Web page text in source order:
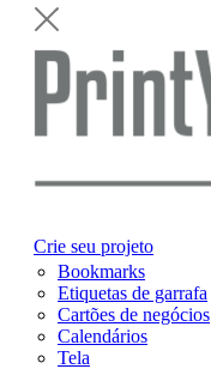
Crie seu projeto
Bookmarks
Etiquetas de garrafa
Cartões de negócios
Calendários
Tela